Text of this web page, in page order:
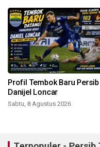
Profil Tembok Baru Persib
Danijel Loncar
Sabtu, 8 Agustus 2026